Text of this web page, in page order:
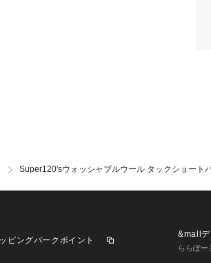
Super120'sウォッシャブルウール タックショート
ピングパークポイント
&mallデ
ららぽー